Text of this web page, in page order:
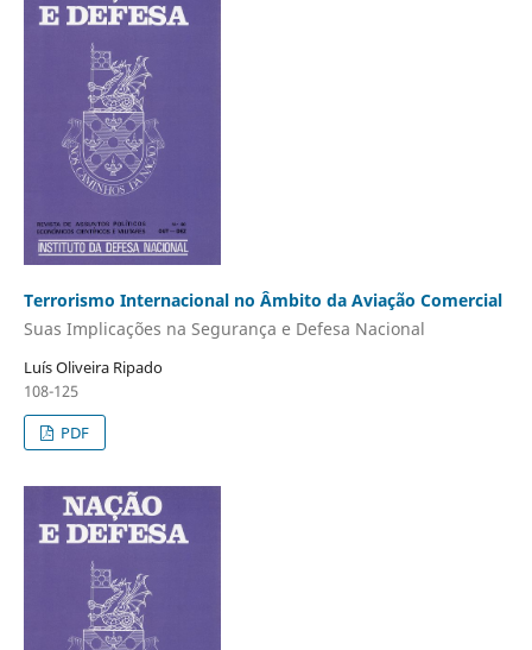
Terrorismo Internacional no Âmbito da Aviação Comercial
Suas Implicações na Segurança e Defesa Nacional
Luís Oliveira Ripado
108-125
PDF